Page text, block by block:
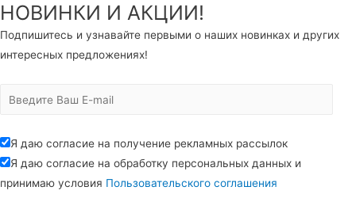
НОВИНКИ И АКЦИИ!
Подпишитесь и узнавайте первыми о наших новинках и других
интересных предложениях!
Я даю согласие на получение рекламных рассылок
Я даю согласие на обработку персональных данных и
принимаю условия Пользовательского соглашения